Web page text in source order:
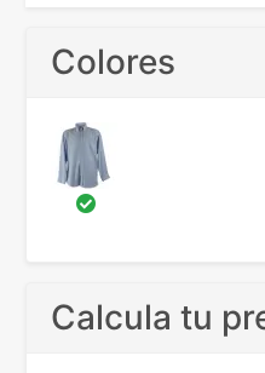
Colores
Calcula tu